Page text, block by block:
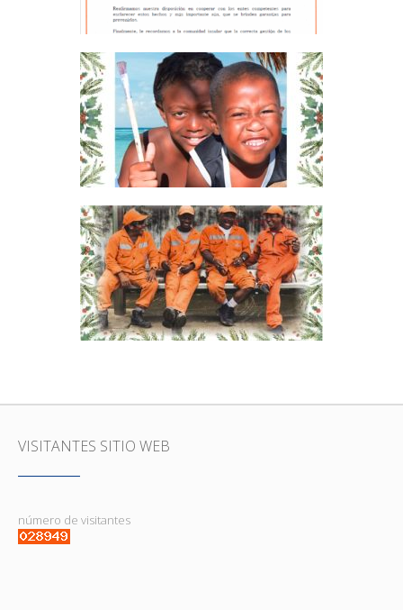
FELICES FIESTAS Y PROSPERO
AÑO NUEVO 2024
BASURAS, COMUNIDAD
POR UNA NAVIDAD Y UN AÑO
NUEVO LIMPIO
BASURAS, COMUNIDAD
VISITANTES SITIO WEB
número de visitantes